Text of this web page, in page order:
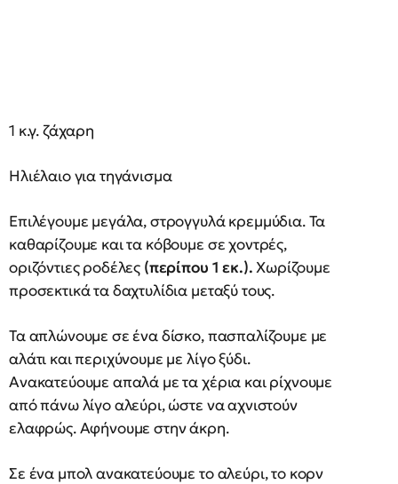
1 κ.γ. ζάχαρη
Ηλιέλαιο για τηγάνισμα
Επιλέγουμε μεγάλα, στρογγυλά κρεμμύδια. Τα
καθαρίζουμε και τα κόβουμε σε χοντρές,
οριζόντιες ροδέλες (περίπου 1 εκ.).Χωρίζουμε
προσεκτικά τα δαχτυλίδια μεταξύ τους.
Τα απλώνουμε σε ένα δίσκο, πασπαλίζουμε με
αλάτι και περιχύνουμε με λίγο ξύδι.
Ανακατεύουμε απαλά με τα χέρια και ρίχνουμε
από πάνω λίγο αλεύρι, ώστε να αχνιστούν
ελαφρώς. Αφήνουμε στην άκρη.
Σε ένα μπολ ανακατεύουμε το αλεύρι, το κορν